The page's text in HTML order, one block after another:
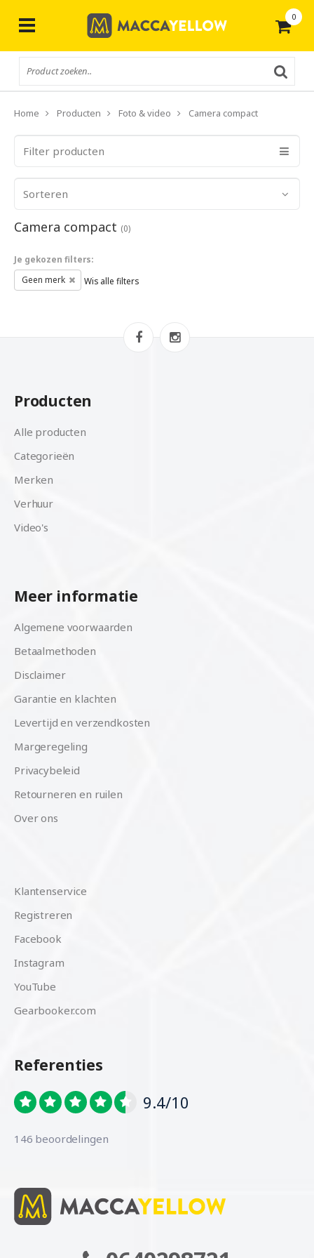
0
Home Producten Foto & video Camera compact
Filter producten
Sorteren
Camera compact (0)
Je gekozen filters:
Geen merk Wis alle filters
Producten
Alle producten
Categorieën
Merken
Verhuur
Video's
Meer informatie
Algemene voorwaarden
Betaalmethoden
Disclaimer
Garantie en klachten
Levertijd en verzendkosten
Margeregeling
Privacybeleid
Retourneren en ruilen
Over ons
Klantenservice
Registreren
Facebook
Instagram
YouTube
Gearbooker.com
Referenties
9.4/10
146 beoordelingen